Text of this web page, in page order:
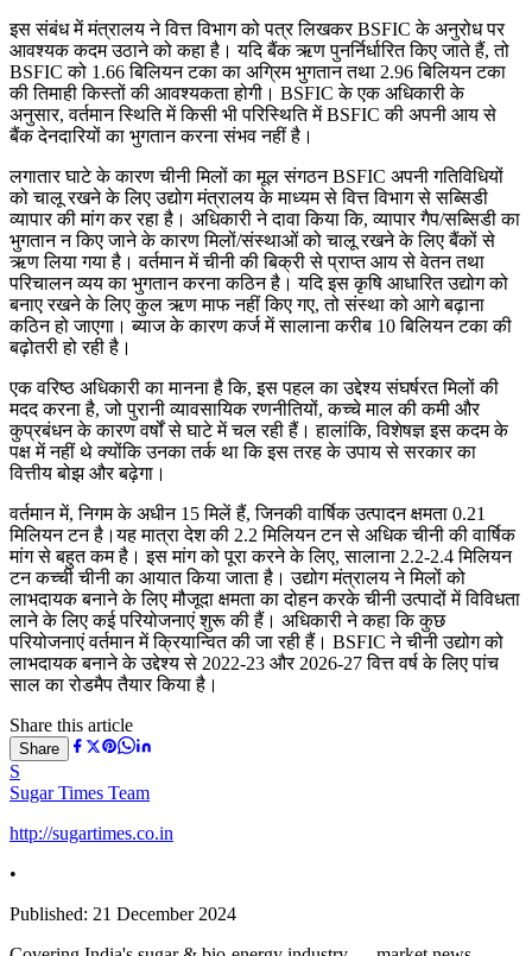
इस संबंध में मंत्रालय ने वित्त विभाग को पत्र लिखकर BSFIC के अनुरोध पर
आवश्यक कदम उठाने को कहा है। यदि बैंक ऋण पुनर्निर्धारित किए जाते हैं, तो
BSFIC को 1.66 बिलियन टका का अग्रिम भुगतान तथा 2.96 बिलियन टका
की तिमाही किस्तों की आवश्यकता होगी। BSFIC के एक अधिकारी के
अनुसार, वर्तमान स्थिति में किसी भी परिस्थिति में BSFIC की अपनी आय से
बैंक देनदारियों का भुगतान करना संभव नहीं है।
लगातार घाटे के कारण चीनी मिलों का मूल संगठन BSFIC अपनी गतिविधियों
को चालू रखने के लिए उद्योग मंत्रालय के माध्यम से वित्त विभाग से सब्सिडी
व्यापार की मांग कर रहा है। अधिकारी ने दावा किया कि, व्यापार गैप/सब्सिडी का
भुगतान न किए जाने के कारण मिलों/संस्थाओं को चालू रखने के लिए बैंकों से
ऋण लिया गया है। वर्तमान में चीनी की बिक्री से प्राप्त आय से वेतन तथा
परिचालन व्यय का भुगतान करना कठिन है। यदि इस कृषि आधारित उद्योग को
बनाए रखने के लिए कुल ऋण माफ नहीं किए गए, तो संस्था को आगे बढ़ाना
कठिन हो जाएगा। ब्याज के कारण कर्ज में सालाना करीब 10 बिलियन टका की
बढ़ोतरी हो रही है।
एक वरिष्ठ अधिकारी का मानना है कि, इस पहल का उद्देश्य संघर्षरत मिलों की
मदद करना है, जो पुरानी व्यावसायिक रणनीतियों, कच्चे माल की कमी और
कुप्रबंधन के कारण वर्षों से घाटे में चल रही हैं। हालांकि, विशेषज्ञ इस कदम के
पक्ष में नहीं थे क्योंकि उनका तर्क था कि इस तरह के उपाय से सरकार का
वित्तीय बोझ और बढ़ेगा।
वर्तमान में, निगम के अधीन 15 मिलें हैं, जिनकी वार्षिक उत्पादन क्षमता 0.21
मिलियन टन है।यह मात्रा देश की 2.2 मिलियन टन से अधिक चीनी की वार्षिक
मांग से बहुत कम है। इस मांग को पूरा करने के लिए, सालाना 2.2-2.4 मिलियन
टन कच्ची चीनी का आयात किया जाता है। उद्योग मंत्रालय ने मिलों को
लाभदायक बनाने के लिए मौजूदा क्षमता का दोहन करके चीनी उत्पादों में विविधता
लाने के लिए कई परियोजनाएं शुरू की हैं। अधिकारी ने कहा कि कुछ
परियोजनाएं वर्तमान में क्रियान्वित की जा रही हैं। BSFIC ने चीनी उद्योग को
लाभदायक बनाने के उद्देश्य से 2022-23 और 2026-27 वित्त वर्ष के लिए पांच
साल का रोडमैप तैयार किया है।
Share this article
Share
S
Sugar Times Team
http://sugartimes.co.in
•
Published: 21 December 2024